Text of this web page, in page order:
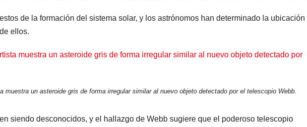
de la formación del sistema solar, y los astrónomos han determinado la ubicación
ellos.
muestra un asteroide gris de forma irregular similar al nuevo objeto detectado por el telescopio Webb.
siendo desconocidos, y el hallazgo de Webb sugiere que el poderoso telescopio